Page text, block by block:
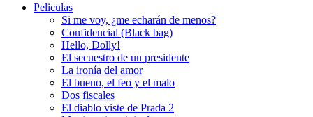
Peliculas
Si me voy, ¿me echarán de menos?
Confidencial (Black bag)
Hello, Dolly!
El secuestro de un presidente
La ironía del amor
El bueno, el feo y el malo
Dos fiscales
El diablo viste de Prada 2